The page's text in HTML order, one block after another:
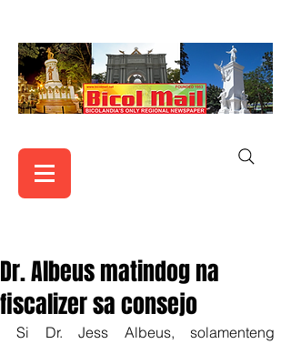
Dr. Albeus matindog na
fiscalizer sa consejo
Si Dr. Jess Albeus, solamenteng